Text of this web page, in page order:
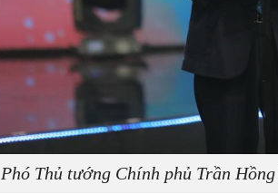
Phó Thủ tướng Chính phủ Trần